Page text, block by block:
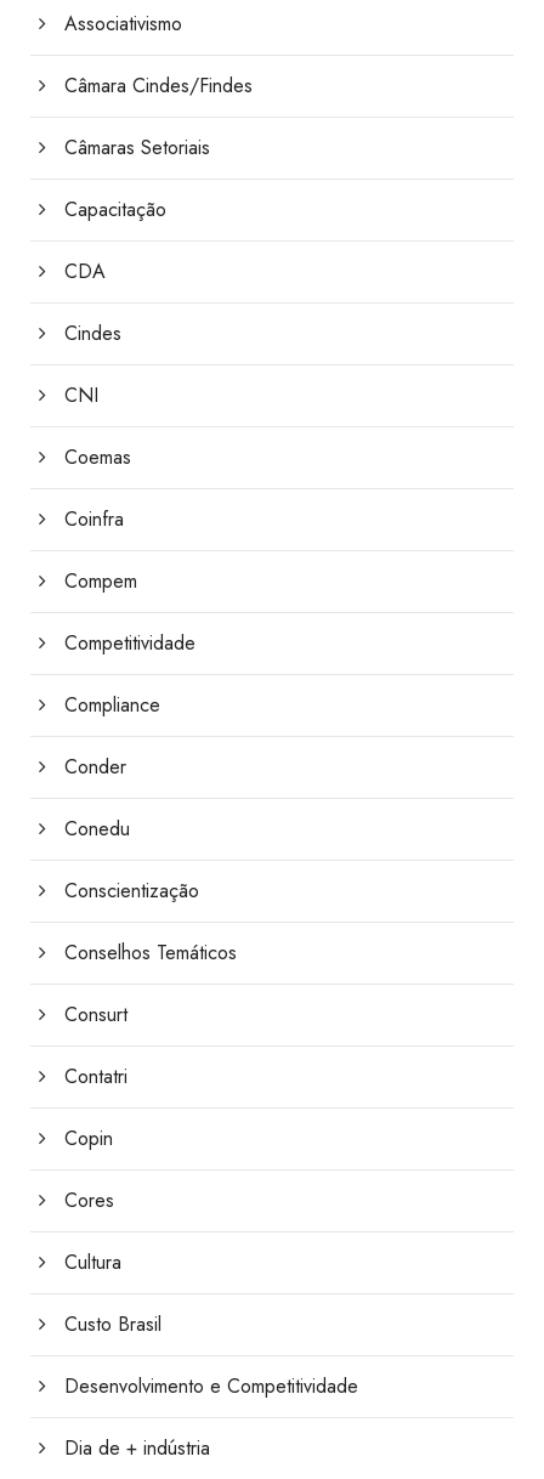
Associativismo
Câmara Cindes/Findes
Câmaras Setoriais
Capacitação
CDA
Cindes
CNI
Coemas
Coinfra
Compem
Competitividade
Compliance
Conder
Conedu
Conscientização
Conselhos Temáticos
Consurt
Contatri
Copin
Cores
Cultura
Custo Brasil
Desenvolvimento e Competitividade
Dia de + indústria